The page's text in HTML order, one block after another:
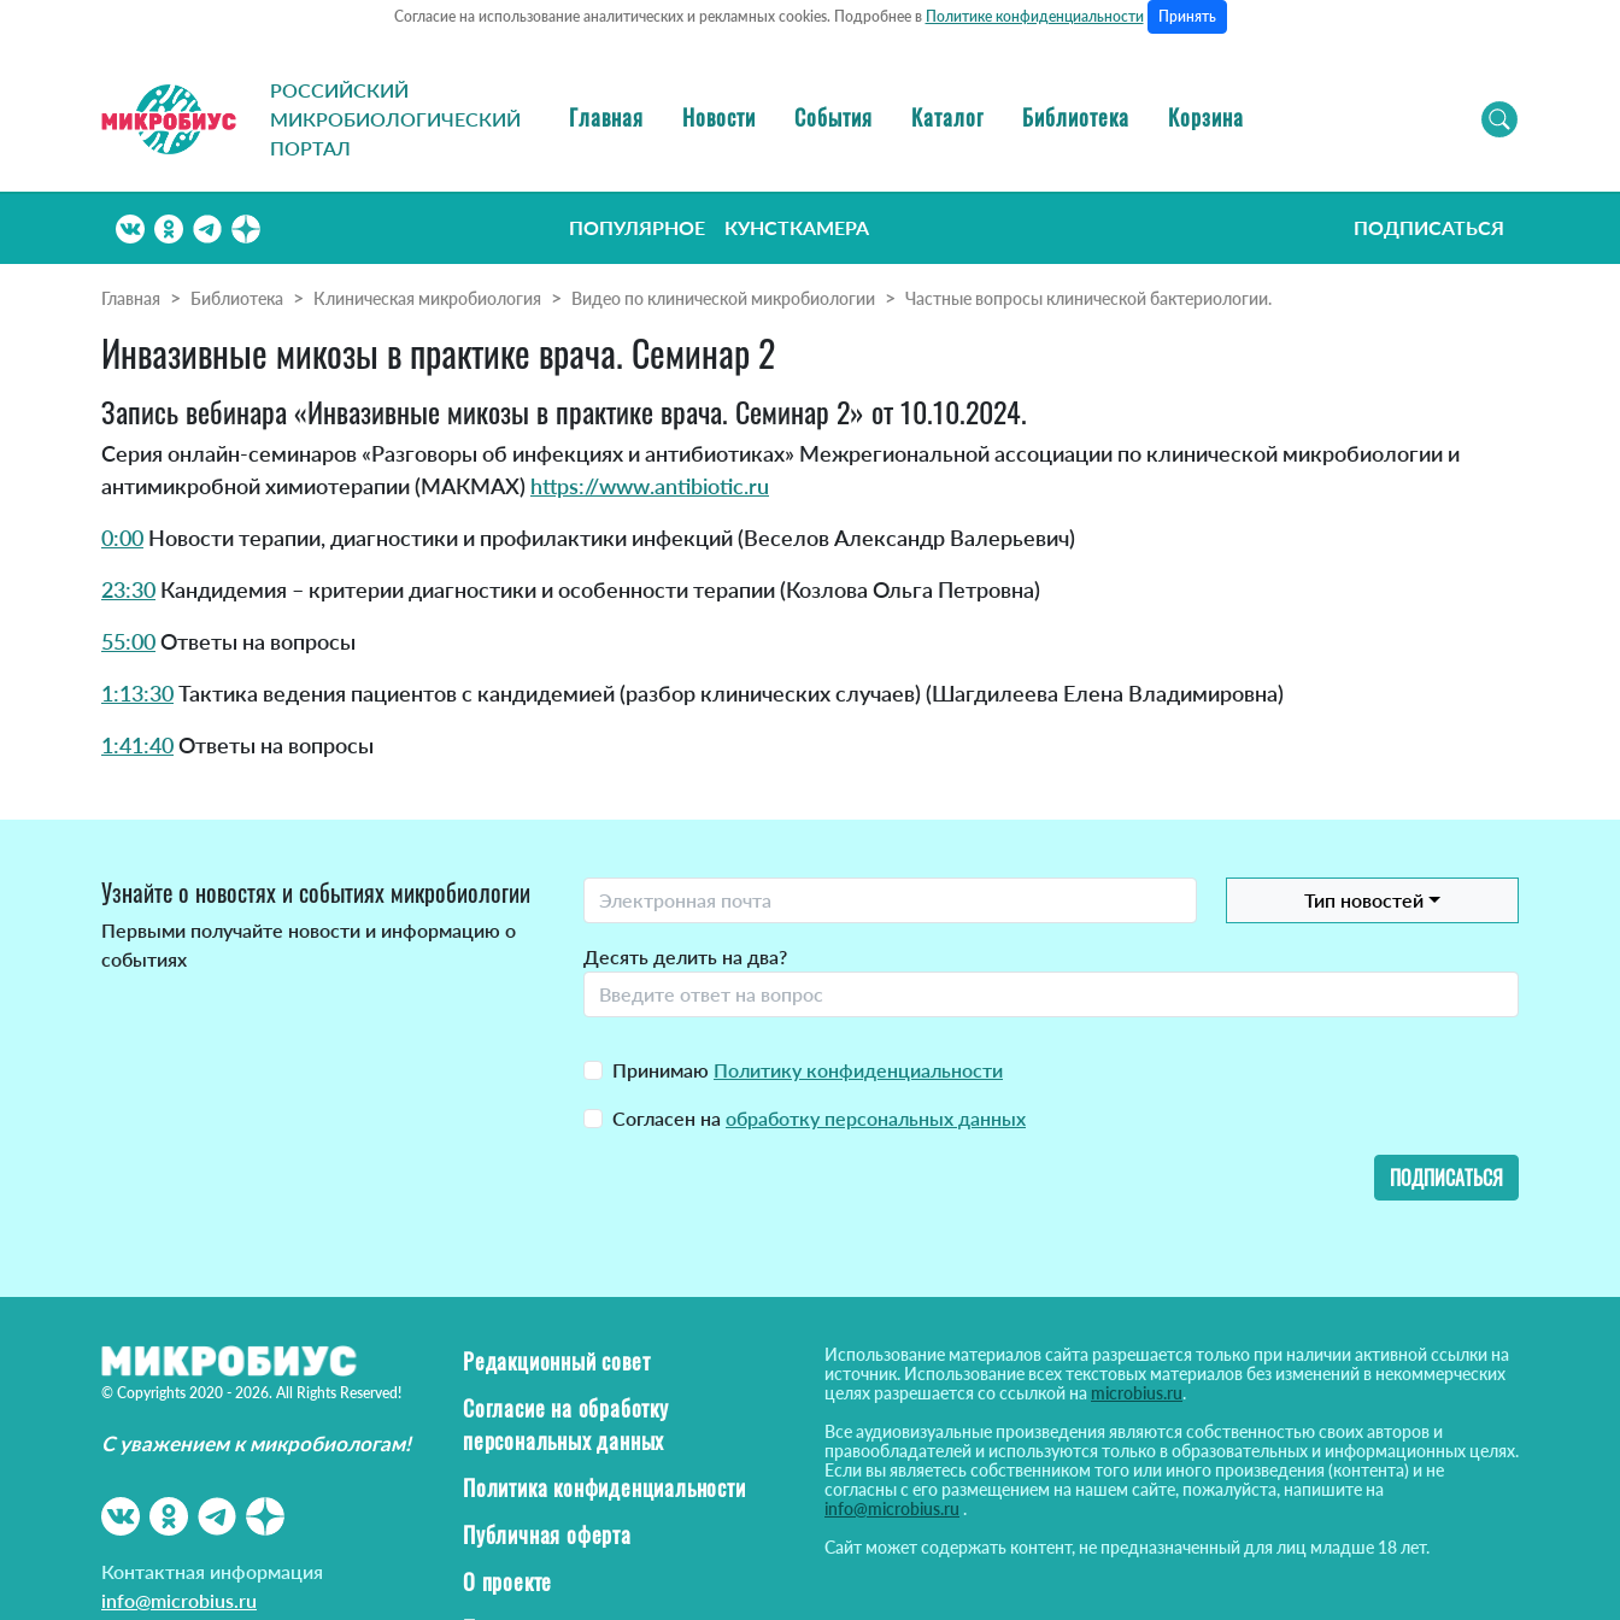
Согласие на использование аналитических и рекламных cookies. Подробнее в Политике конфиденциальности Принять
РОССИЙСКИЙ
МИКРОБИОЛОГИЧЕСКИЙ
ПОРТАЛ
Главная Новости События Каталог Библиотека Корзина
ПОПУЛЯРНОЕ КУНСТКАМЕРА ПОДПИСАТЬСЯ
Главная Библиотека Клиническая микробиология Видео по клинической микробиологии Частные вопросы клинической бактериологии.
Инвазивные микозы в практике врача. Семинар 2
Запись вебинара «Инвазивные микозы в практике врача. Семинар 2» от 10.10.2024.
Серия онлайн-семинаров «Разговоры об инфекциях и антибиотиках» Межрегиональной ассоциации по клинической микробиологии и
антимикробной химиотерапии (МАКМАХ) https://www.antibiotic.ru
0:00 Новости терапии, диагностики и профилактики инфекций (Веселов Александр Валерьевич)
23:30 Кандидемия – критерии диагностики и особенности терапии (Козлова Ольга Петровна)
55:00Ответы на вопросы
1:13:30Тактика ведения пациентов с кандидемией (разбор клинических случаев) (Шагдилеева Елена Владимировна)
1:41:40Ответы на вопросы
Узнайте о новостях и событиях микробиологии
Первыми получайте новости и информацию о
событиях
Тип новостей
Десять делить на два?
Принимаю Политику конфиденциальности
Согласен на обработку персональных данных
ПОДПИСАТЬСЯ
© Copyrights 2020 - 2026. All Rights Reserved!
С уважением к микробиологам!
Контактная информация
info@microbius.ru
Редакционный совет
Согласие на обработку
персональных данных
Политика конфиденциальности
Публичная оферта
О проекте
Использование материалов сайта разрешается только при наличии активной ссылки на
источник. Использование всех текстовых материалов без изменений в некоммерческих
целях разрешается со ссылкой на microbius.ru.
Все аудиовизуальные произведения являются собственностью своих авторов и
правообладателей и используются только в образовательных и информационных целях.
Если вы являетесь собственником того или иного произведения (контента) и не
согласны с его размещением на нашем сайте, пожалуйста, напишите на
info@microbius.ru .
Сайт может содержать контент, не предназначенный для лиц младше 18 лет.